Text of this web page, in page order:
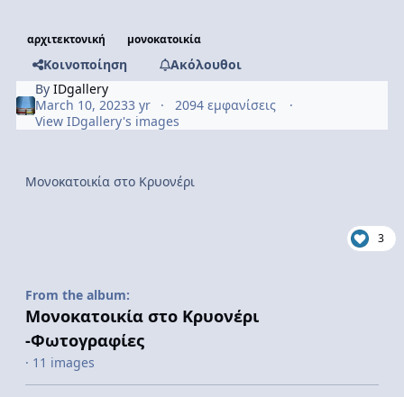
αρχιτεκτονική μονοκατοικία
Κοινοποίηση
Ακόλουθοι
ByIDgallery
March 10, 20233 yr
2094 εμφανίσεις
View IDgallery's images
Μονοκατοικία στο Κρυονέρι
3
From the album:
Μονοκατοικία στο Κρυονέρι
-Φωτογραφίες
· 11 images